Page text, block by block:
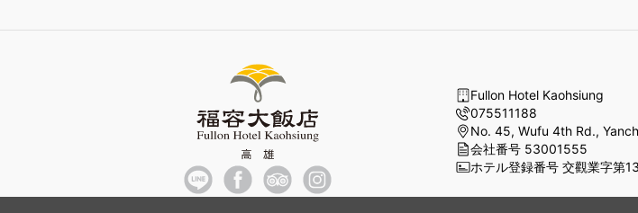
Fullon Hotel Kaohsiung
075511188
No. 45, Wufu 4th Rd.,
会社番号 53001555
ホテル登録番号 交觀業字第